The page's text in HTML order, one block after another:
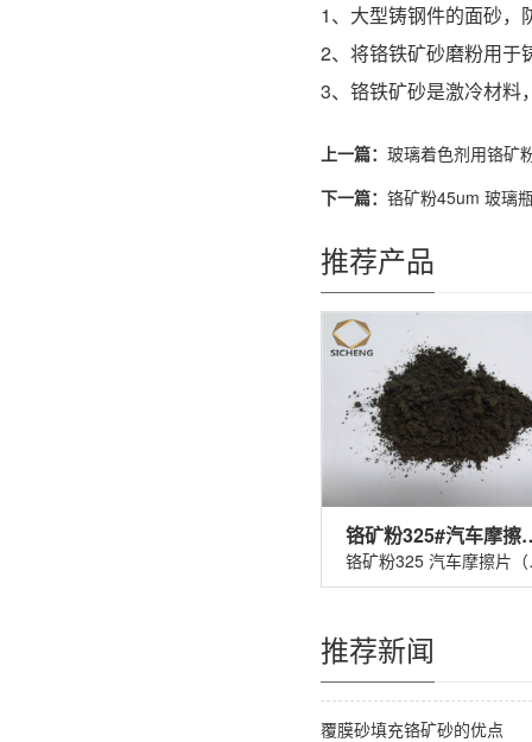
1、大型铸钢件的面砂，
2、将铬铁矿砂磨粉用于
3、铬铁矿砂是激冷材料
上一篇： 玻璃着色剂用铬矿
下一篇： 铬矿粉45um 玻璃
推荐产品
铬矿粉
铬矿
推荐新闻
覆膜砂填充铬矿砂的优点